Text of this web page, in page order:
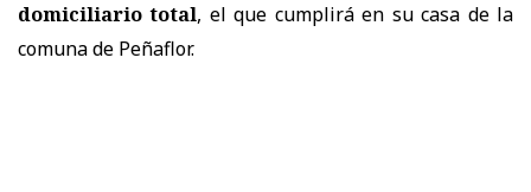
domiciliario total, el que cumplirá en su casa de la
comuna de Peñaflor.